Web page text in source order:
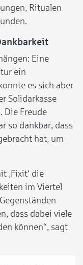
Ritualen
Eine
ein
es sich aber
Solidarkasse
Die Freude
so dankbar, dass
hat, um
,Fixit‘ die
im Viertel
dass dabei viele
können“, sagt